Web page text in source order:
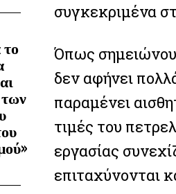
k
συγκεκριμένα
Όπως
δεν αφήνει
παραμένει
τιμές του
εργασίας
επιταχύνονται